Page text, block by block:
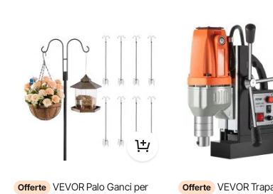
Domande in evidenza
Offerte VEVOR Palo Ganci per
Offerte VEVOR